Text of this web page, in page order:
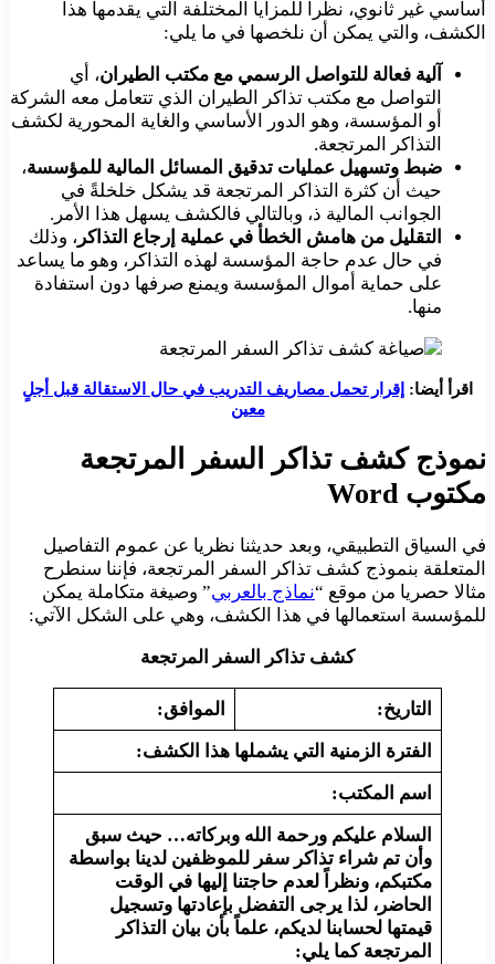
أساسي غير ثانوي، نظرا للمزايا المختلفة التي يقدمها هذا
الكشف، والتي يمكن أن نلخصها في ما يلي:
آلية فعالة للتواصل الرسمي مع مكتب الطيران، أي
التواصل مع مكتب تذاكر الطيران الذي تتعامل معه الشركة
أو المؤسسة، وهو الدور الأساسي والغاية المحورية لكشف
التذاكر المرتجعة.
ضبط وتسهيل عمليات تدقيق المسائل المالية للمؤسسة،
حيث أن كثرة التذاكر المرتجعة قد يشكل خلخلةً في
الجوانب المالية ذ، وبالتالي فالكشف يسهل هذا الأمر.
التقليل من هامش الخطأ في عملية إرجاع التذاكر ، وذلك
في حال عدم حاجة المؤسسة لهذه التذاكر، وهو ما يساعد
على حماية أموال المؤسسة ويمنع صرفها دون استفادة
منها.
اقرأ أيضا: إقرار تحمل مصاريف التدريب في حال الاستقالة قبل أجلٍ
معين
نموذج كشف تذاكر السفر المرتجعة
مكتوب Word
في السياق التطبيقي، وبعد حديثنا نظريا عن عموم التفاصيل
المتعلقة بنموذج كشف تذاكر السفر المرتجعة، فإننا سنطرح
مثالا حصريا من موقع “نماذج بالعربي” وصيغة متكاملة يمكن
للمؤسسة استعمالها في هذا الكشف، وهي على الشكل الآتي:
كشف تذاكر السفر المرتجعة
التاريخ:
الموافق:
الفترة الزمنية التي يشملها هذا الكشف:
اسم المكتب:
السلام عليكم ورحمة الله وبركاته… حيث سبق
وأن تم شراء تذاكر سفر للموظفين لدينا بواسطة
مكتبكم، ونظراً لعدم حاجتنا إليها في الوقت
الحاضر، لذا يرجى التفضل بإعادتها وتسجيل
قيمتها لحسابنا لديكم، علماً بأن بيان التذاكر
المرتجعة كما يلي: